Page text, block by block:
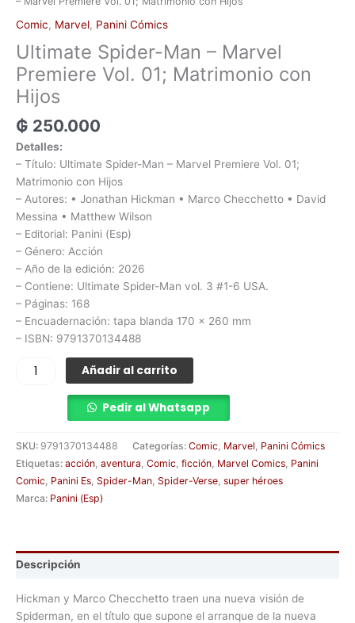
Comic, Marvel, Panini Cómics
Ultimate Spider-Man – Marvel
Premiere Vol. 01; Matrimonio con
Hijos
₲ 250.000
Detalles:
– Título: Ultimate Spider-Man – Marvel Premiere Vol. 01;
Matrimonio con Hijos
– Autores: • Jonathan Hickman • Marco Checchetto • David
Messina • Matthew Wilson
– Editorial: Panini (Esp)
– Género: Acción
– Año de la edición: 2026
– Contiene: Ultimate Spider-Man vol. 3 #1-6 USA.
– Páginas: 168
– Encuadernación: tapa blanda 170 x 260 mm
– ISBN: 9791370134488
Añadir al carrito
Pedir al Whatsapp
SKU: 9791370134488 Categorías: Comic Marvel Panini Cómics
Etiquetas: acción aventura Comic ficción Marvel Comics Panini
Comic Panini Es Spider-Man Spider-Verse super héroes
Marca: Panini (Esp)
Descripción
Hickman y Marco Checchetto traen una nueva visión de
Spiderman, en el título que supone el arranque de la nueva